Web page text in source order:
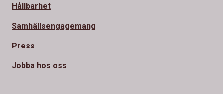
Hållbarhet
Samhällsengagemang
Press
Jobba hos oss